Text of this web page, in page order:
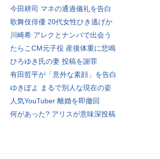
今田耕司 マネの通過儀礼を告白
歌舞伎俳優 20代女性ひき逃げか
川崎希 アレクとナンパで出会う
たらこCM元子役 産後体重に悲鳴
ひろゆき氏の妻 投稿を謝罪
有田哲平が「意外な素顔」を告白
ゆきぽよ まるで別人な現在の姿
人気YouTuber 離婚を即撤回
何があった? アリスが意味深投稿